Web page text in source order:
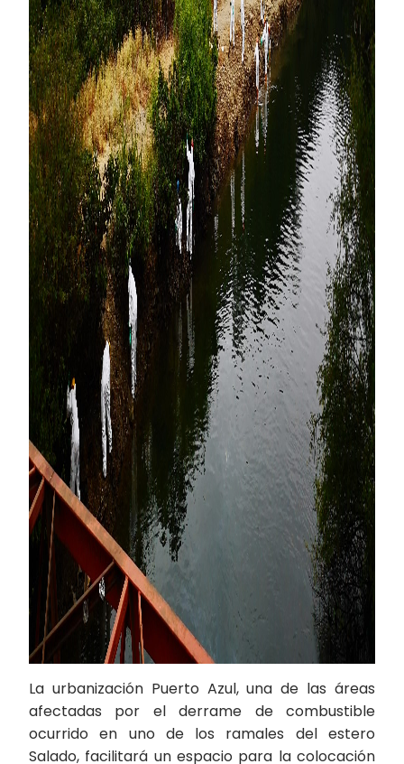
La urbanización Puerto Azul, una de las áreas
afectadas por el derrame de combustible
ocurrido en uno de los ramales del estero
Salado, facilitará un espacio para la colocación